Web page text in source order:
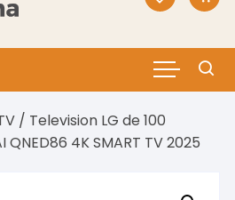
/ Television LG de 100
4K SMART TV 2025